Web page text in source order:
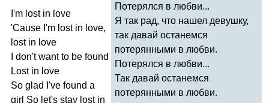
I'm lost in love
'Cause I'm lost in love,
lost in love
don't want to be found
Lost in love
So glad I've found a
girl So let's stay lost in
Потерялся в любви...
Я так рад, что нашел девушку,
так давай останемся
потерянными в любви.
Потерялся в любви...
Так давай останемся
потерянными в любви.